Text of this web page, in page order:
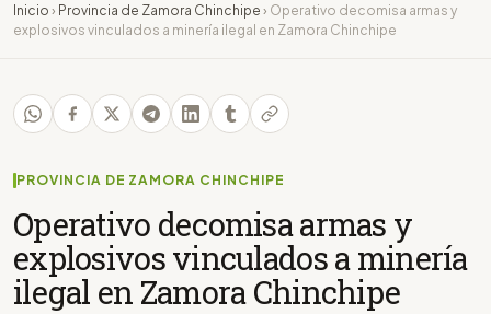
Inicio › Provincia de Zamora Chinchipe › Operativo decomisa armas y
explosivos vinculados a minería ilegal en Zamora Chinchipe
PROVINCIA DE ZAMORA CHINCHIPE
Operativo decomisa armas y
explosivos vinculados a minería
ilegal en Zamora Chinchipe
Chevron Ecuador